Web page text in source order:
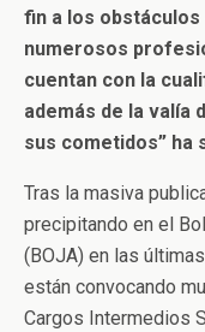
fin a los
numerosos
cuentan con la
además de la valía
sus cometidos” ha
Tras la masiva
precipitando en el
(BOJA) en las
están convocando
Cargos Intermedios